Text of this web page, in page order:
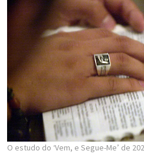
O estudo do ‘Vem, e Segue-Me’ de